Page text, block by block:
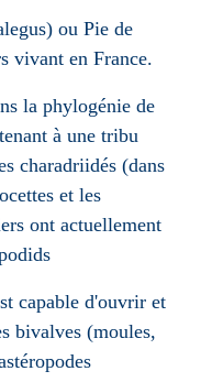
ou Pie de
vivant en France.
la phylogénie de
à une tribu
charadriidés (dans
et les
ont actuellement
capable d'ouvrir et
bivalves (moules,